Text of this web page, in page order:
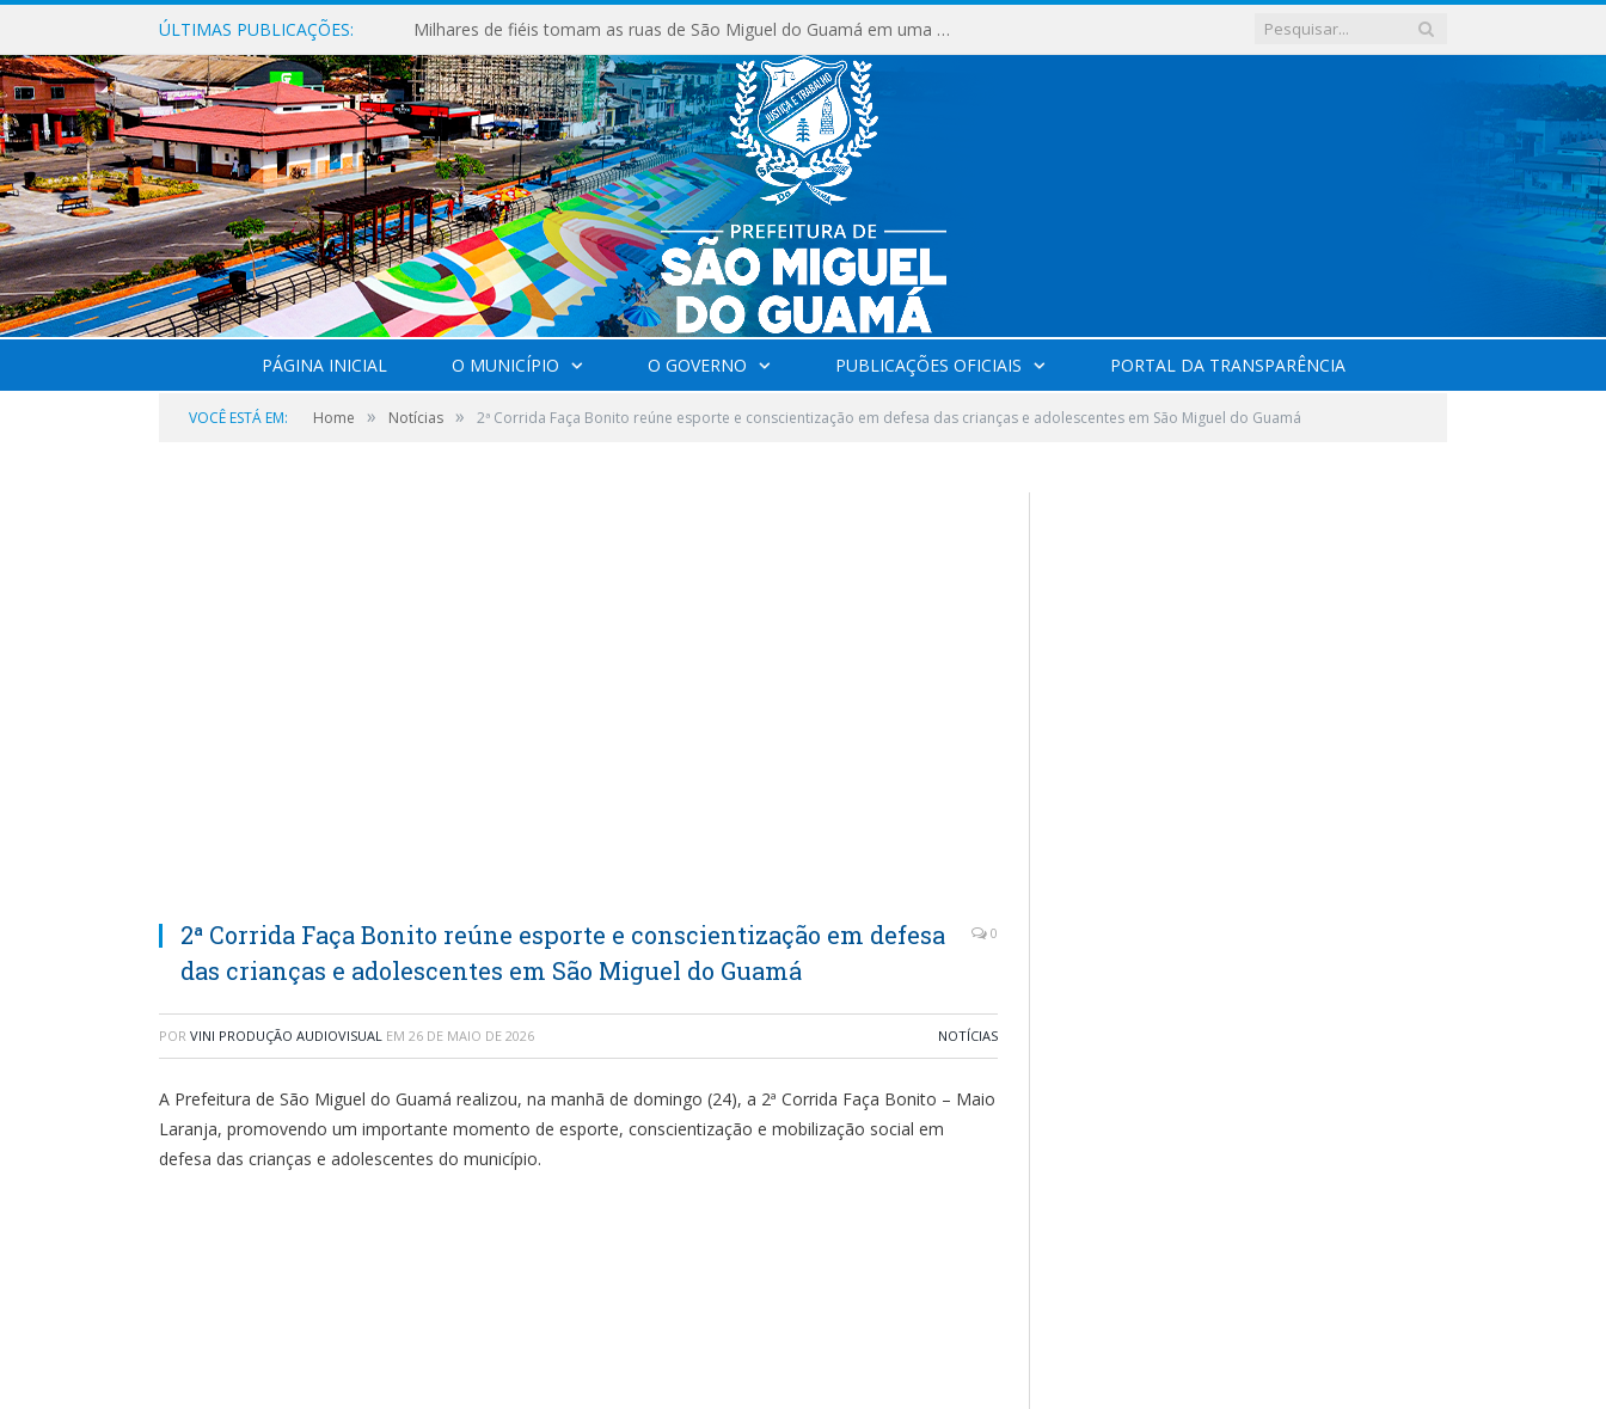
ÚLTIMAS PUBLICAÇÕES: Milhares de fiéis tomam as ruas de São Miguel do Guamá em uma grande celebração de fé na Marcha para Jesus 2026.
PÁGINA INICIAL O MUNICÍPIO O GOVERNO PUBLICAÇÕES OFICIAIS PORTAL DA TRANSPARÊNCIA
VOCÊ ESTÁ EM: Home » Notícias » 2ª Corrida Faça Bonito reúne esporte e conscientização em defesa das crianças e adolescentes em São Miguel do Guamá
2ª Corrida Faça Bonito reúne esporte e conscientização em defesa
das crianças e adolescentes em São Miguel do Guamá
0
POR VINI PRODUÇÃO AUDIOVISUAL EM 26 DE MAIO DE 2026 NOTÍCIAS
A Prefeitura de São Miguel do Guamá realizou, na manhã de domingo (24), a 2ª Corrida Faça Bonito – Maio
Laranja, promovendo um importante momento de esporte, conscientização e mobilização social em
defesa das crianças e adolescentes do município.